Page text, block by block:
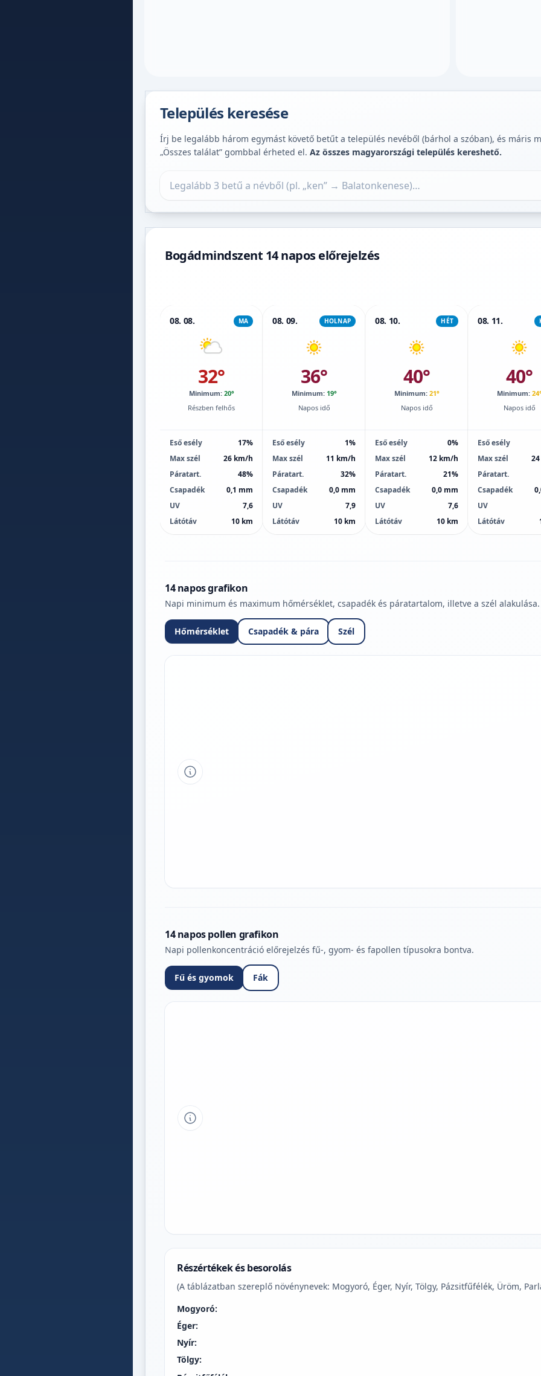
Település keresése
Írj be legalább három egymást követő betűt a település nevéből (bárhol a szóban), és máris
„Összes találat” gombbal érheted el. Az összes magyarországi település kereshető.
Bogádmindszent 14 napos előrejelzés
08. 08. MA
32°
Minimum: 20°
Részben felhős
Eső esély
17%
Max szél
26 km/h
Páratart.
48%
Csapadék
0,1 mm
UV
7,6
Látótáv
10 km
08. 09. HOLNAP
36°
Minimum: 19°
Napos idő
Eső esély
1%
Max szél
11 km/h
Páratart.
32%
Csapadék
0,0 mm
UV
7,9
Látótáv
10 km
08. 10. HÉT
40°
Minimum: 21°
Napos idő
Eső esély
0%
Max szél
12 km/h
Páratart.
21%
Csapadék
0,0 mm
UV
7,6
Látótáv
10 km
08. 11.
40°
Minimum:
Napos idő
Eső esély
Max szél
Páratart.
Csapadék
UV
Látótáv
14 napos grafikon
Napi minimum és maximum hőmérséklet, csapadék és páratartalom, illetve a szél alakulása.
Hőmérséklet Csapadék & pára Szél
Tipp a grafikon jelmagyarázatához
14 napos pollen grafikon
Napi pollenkoncentráció előrejelzés fű-, gyom- és fapollen típusokra bontva.
Fű és gyomok Fák
Tipp a grafikon jelmagyarázatához
Részértékek és besorolás
(A táblázatban szereplő növénynevek: Mogyoró, Éger, Nyír, Tölgy, Pázsitfűfélék, Üröm,
Mogyoró:
Éger:
Nyír:
Tölgy: